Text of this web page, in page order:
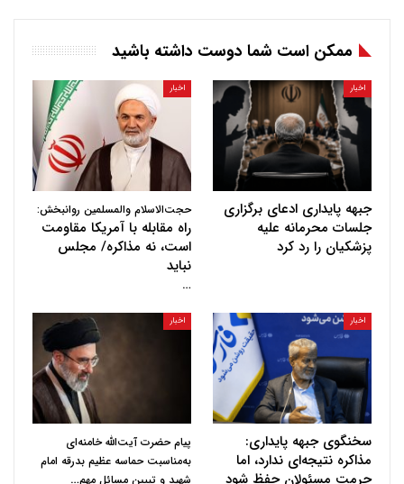
ممکن است شما دوست داشته باشید
اخبار
جبهه پایداری ادعای برگزاری
جلسات محرمانه علیه
پزشکیان را رد کرد
اخبار
حجت‌الاسلام والمسلمین روانبخش:
راه مقابله با آمریکا مقاومت
است، نه مذاکره/ مجلس
نباید
…
اخبار
سخنگوی جبهه پایداری:
مذاکره نتیجه‌ای ندارد، اما
حرمت مسئولان حفظ شود
اخبار
پیام حضرت آیت‌الله خامنه‌ای
به‌مناسبت حماسه عظیم بدرقه امام
شهید و تبیین مسائل مهم…